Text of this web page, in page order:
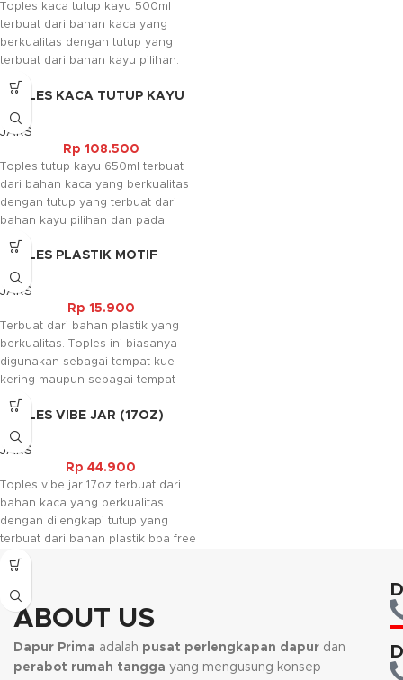
Toples kaca tutup kayu 500ml
terbuat dari bahan kaca yang
berkualitas dengan tutup yang
terbuat dari bahan kayu pilihan.
Toples ini biasanya digunakan
sebagai tempat menyimpan
makanan.
TOPLES KACA TUTUP KAYU
(650ML)
JARS
Rp 108.500
Toples tutup kayu 650ml terbuat
dari bahan kaca yang berkualitas
dengan tutup yang terbuat dari
bahan kayu pilihan dan pada
tutupnya terdapat karet seal yang
berfungsi untuk menjaga makanan
agar tidak cepat rusak. Toples ini
biasanya digunakan sebagai
tempat menyimpan makanan.
TOPLES PLASTIK MOTIF
(470ML)
JARS
Rp 15.900
Terbuat dari bahan plastik yang
berkualitas. Toples ini biasanya
digunakan sebagai tempat kue
kering maupun sebagai tempat
bahan makanan sesuai dengan
keperluan. Selain itu toples ini juga
mudah dibersihkan sehingga dapat
digunakan berulang ulang.
Kami akan menghubungi Anda
kembali, jika request warna tidak
tersedia.
TOPLES VIBE JAR (17OZ)
JARS
Rp 44.900
Toples vibe jar 17oz terbuat dari
bahan kaca yang berkualitas
dengan dilengkapi tutup yang
terbuat dari bahan plastik bpa free
dan terdapat karet seal pada
tutupnya yang berfungsi untuk
menjaga makanan agar tidak
mudah rusak.
ABOUT US
Dapur Prima adalah pusat perlengkapan dapur dan
perabot rumah tangga yang mengusung konsep